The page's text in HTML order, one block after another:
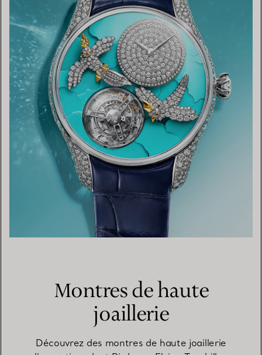
Montres de haute
joaillerie
Découvrez des montres de haute joaillerie